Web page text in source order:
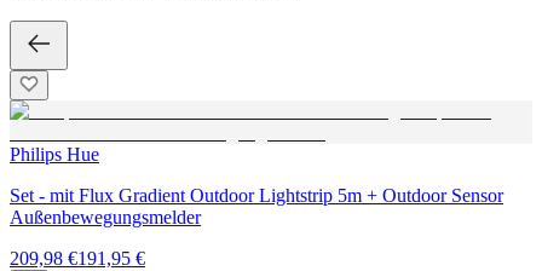
Philips Hue
Set - mit Flux Gradient Outdoor Lightstrip 5m + Outdoor Sensor
Außenbewegungsmelder
209,98 €191,95 €